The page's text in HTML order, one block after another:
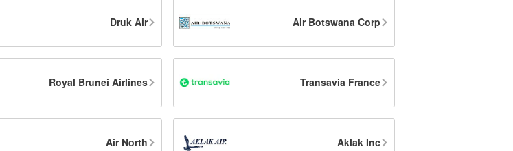
Druk Air Air Botswana Corp
Royal Brunei Airlines Transavia France
Air North Aklak Inc